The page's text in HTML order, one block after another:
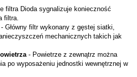
filtra Dioda sygnalizuje konieczność
filtra.
- Główny filtr wykonany z gęstej siatki,
mechanicznych takich jak
- Powietrze z zewnątrz można
po wyposażeniu jednostki wewnętrznej w